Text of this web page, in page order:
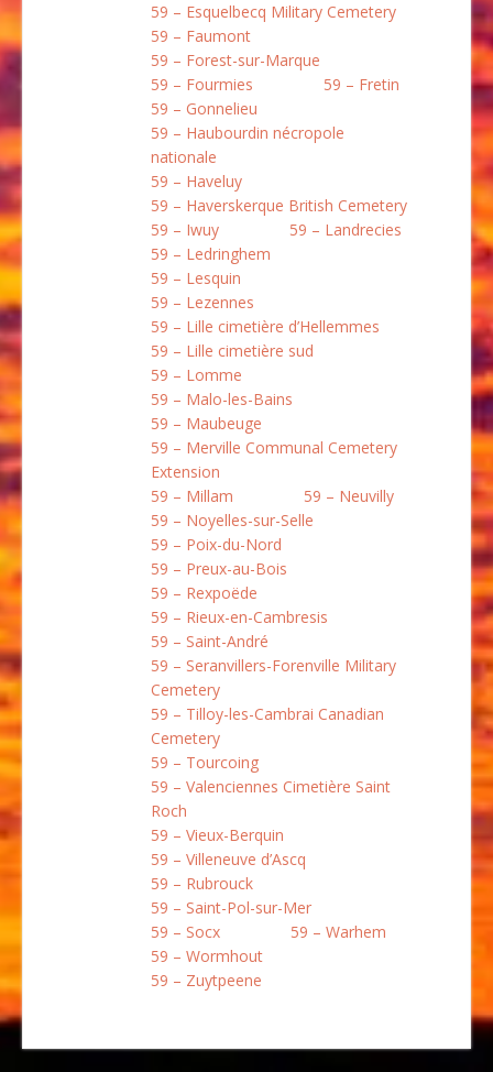
59 – Esquelbecq Military Cemetery
59 – Faumont
59 – Forest-sur-Marque
59 – Fourmies
59 – Fretin
59 – Gonnelieu
59 – Haubourdin nécropole
nationale
59 – Haveluy
59 – Haverskerque British Cemetery
59 – Iwuy
59 – Landrecies
59 – Ledringhem
59 – Lesquin
59 – Lezennes
59 – Lille cimetière d’Hellemmes
59 – Lille cimetière sud
59 – Lomme
59 – Malo-les-Bains
59 – Maubeuge
59 – Merville Communal Cemetery
Extension
59 – Millam
59 – Neuvilly
59 – Noyelles-sur-Selle
59 – Poix-du-Nord
59 – Preux-au-Bois
59 – Rexpoëde
59 – Rieux-en-Cambresis
59 – Saint-André
59 – Seranvillers-Forenville Military
Cemetery
59 – Tilloy-les-Cambrai Canadian
Cemetery
59 – Tourcoing
59 – Valenciennes Cimetière Saint
Roch
59 – Vieux-Berquin
59 – Villeneuve d’Ascq
59 – Rubrouck
59 – Saint-Pol-sur-Mer
59 – Socx
59 – Warhem
59 – Wormhout
59 – Zuytpeene